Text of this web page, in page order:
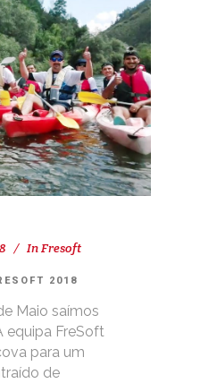
InFresoft
2018
Maio saímos
equipa FreSoft
para um
de